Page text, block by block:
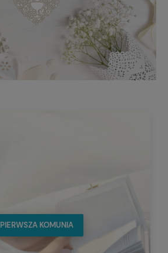
PIERWSZA KOMUNIA